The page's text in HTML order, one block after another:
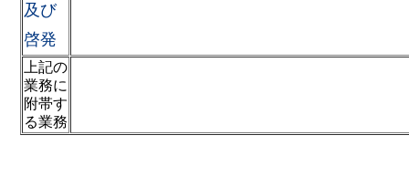
及び
啓発
上記の
業務に
附帯す
る業務